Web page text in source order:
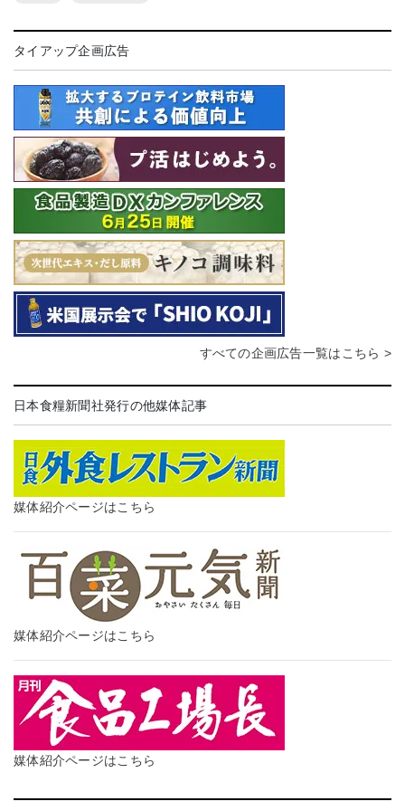
タイアップ企画広告
すべての企画広告一覧はこちら >
日本食糧新聞社発行の他媒体記事
媒体紹介ページはこちら
媒体紹介ページはこちら
媒体紹介ページはこちら